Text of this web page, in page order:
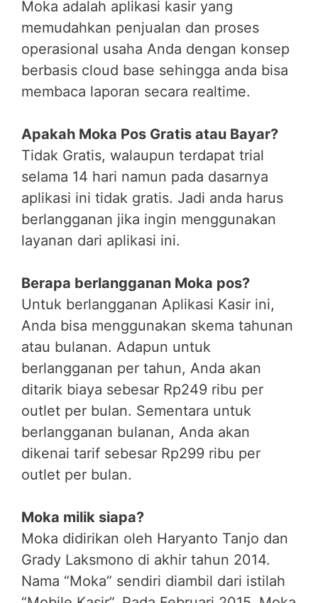
Moka adalah aplikasi kasir yang
memudahkan penjualan dan proses
operasional usaha Anda dengan konsep
berbasis cloud base sehingga anda bisa
membaca laporan secara realtime.
Apakah Moka Pos Gratis atau Bayar?
Tidak Gratis, walaupun terdapat trial
selama 14 hari namun pada dasarnya
aplikasi ini tidak gratis. Jadi anda harus
berlangganan jika ingin menggunakan
layanan dari aplikasi ini.
Berapa berlangganan Moka pos?
Untuk berlangganan Aplikasi Kasir ini,
Anda bisa menggunakan skema tahunan
atau bulanan. Adapun untuk
berlangganan per tahun, Anda akan
ditarik biaya sebesar Rp249 ribu per
outlet per bulan. Sementara untuk
berlangganan bulanan, Anda akan
dikenai tarif sebesar Rp299 ribu per
outlet per bulan.
Moka milik siapa?
Moka didirikan oleh Haryanto Tanjo dan
Grady Laksmono di akhir tahun 2014.
Nama “Moka” sendiri diambil dari istilah